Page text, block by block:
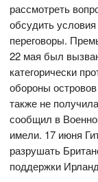
рассмотреть
обсудить
переговоры.
22 мая был
категорически
обороны
также не
сообщил в
имели. 17 июня
разрушать
поддержки